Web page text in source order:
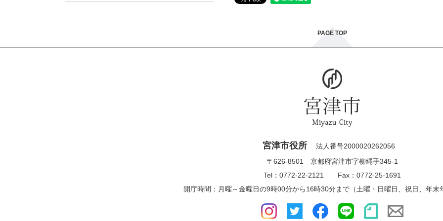
PAGE TOP
宮津市役所
法人番号2000020262056
〒626-8501 京都府宮津市字柳縄手345-1
Tel：0772-22-2121 Fax：0772-25-1691
開庁時間：月曜～金曜日の9時00分から16時30分まで（土曜・日曜日、祝日、年末